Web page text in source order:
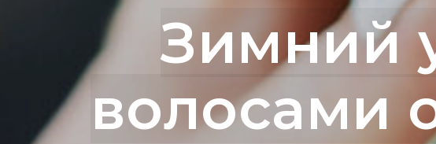
Зимний
волосами